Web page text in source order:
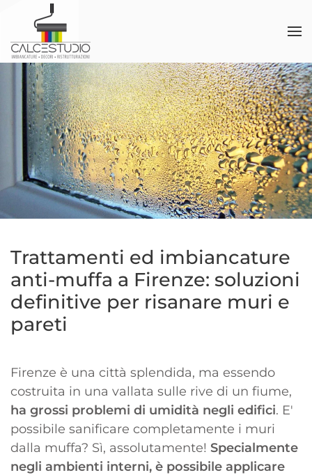
Skip to main content
Trattamenti ed imbiancature
anti-muffa a Firenze: soluzioni
definitive per risanare muri e
pareti
Firenze è una città splendida, ma essendo
costruita in una vallata sulle rive di un fiume,
ha grossi problemi di umidità negli edifici. E'
possibile sanificare completamente i muri
dalla muffa? Sì, assolutamente! Specialmente
negli ambienti interni, è possibile applicare